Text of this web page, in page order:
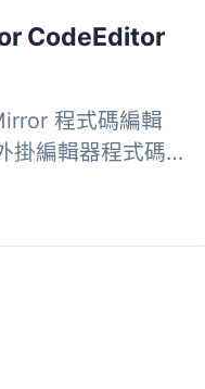
CodeEditor
程式碼編輯
掛編輯器程式碼
顯代碼並提供實